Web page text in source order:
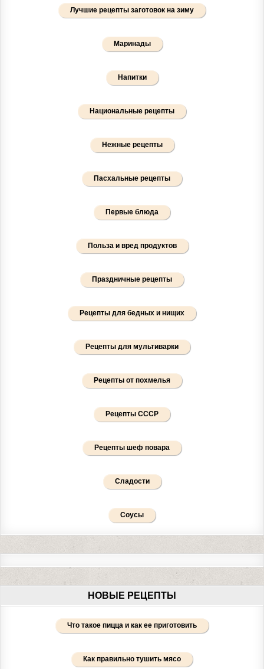
Лучшие рецепты заготовок на зиму
Маринады
Напитки
Национальные рецепты
Нежные рецепты
Пасхальные рецепты
Первые блюда
Польза и вред продуктов
Праздничные рецепты
Рецепты для бедных и нищих
Рецепты для мультиварки
Рецепты от похмелья
Рецепты СССР
Рецепты шеф повара
Сладости
Соусы
НОВЫЕ РЕЦЕПТЫ
Что такое пицца и как ее приготовить
Как правильно тушить мясо